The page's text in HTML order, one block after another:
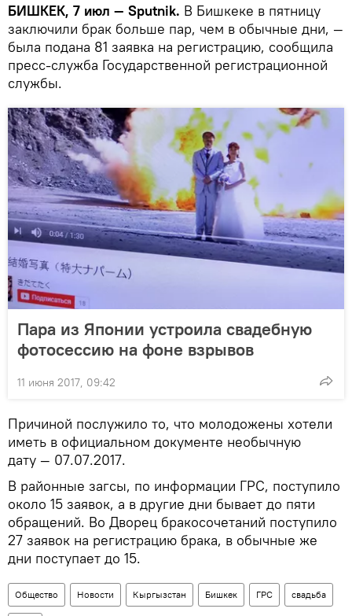
БИШКЕК, 7 июл — Sputnik. В Бишкеке в пятницу
заключили брак больше пар, чем в обычные дни, —
была подана 81 заявка на регистрацию, сообщила
пресс-служба Государственной регистрационной
службы.
Пара из Японии устроила свадебную
фотосессию на фоне взрывов
11 июня 2017, 09:42
Причиной послужило то, что молодожены хотели
иметь в официальном документе необычную
дату — 07.07.2017.
В районные загсы, по информации ГРС, поступило
около 15 заявок, а в другие дни бывает до пяти
обращений. Во Дворец бракосочетаний поступило
27 заявок на регистрацию брака, в обычные же
дни поступает до 15.
Общество Новости Кыргызстан Бишкек ГРС свадьба